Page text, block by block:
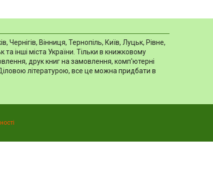
Вінниця, Тернопіль, Київ, Луцьк, Рівне,
інші міста України. Тільки в книжковому
друк книг на замовлення, комп'ютерні
літературою, все це можна придбати в